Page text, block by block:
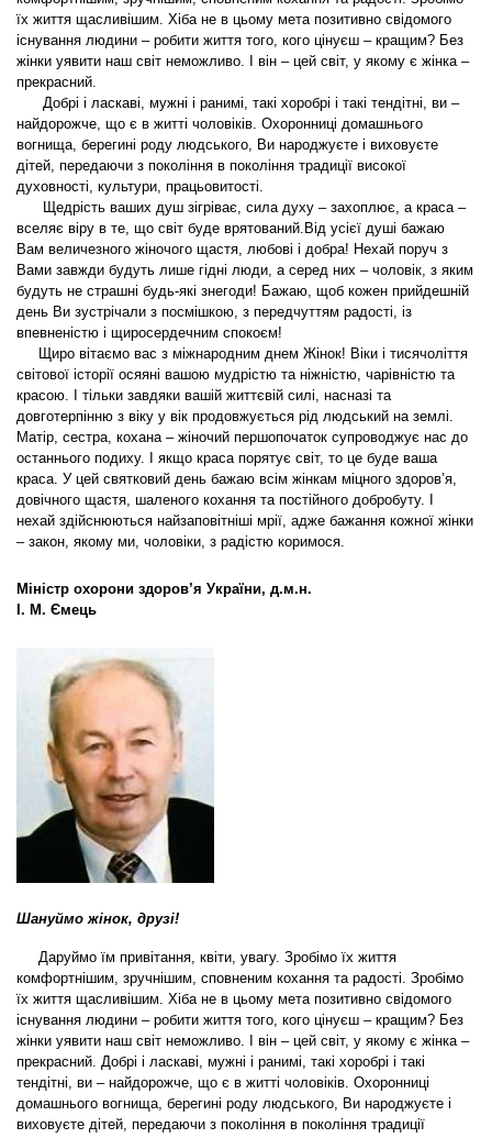
їх життя щасливішим. Хіба не в цьому мета позитивно свідомого
існування людини – робити життя того, кого цінуєш – кращим? Без
жінки уявити наш світ неможливо. І він – цей світ, у якому є жінка –
прекрасний.
Добрі і ласкаві, мужні і ранимі, такі хоробрі і такі тендітні, ви –
найдорожче, що є в житті чоловіків. Охоронниці домашнього
вогнища, берегині роду людського, Ви народжуєте і виховуєте
дітей, передаючи з покоління в покоління традиції високої
духовності, культури, працьовитості.
Щедрість ваших душ зігріває, сила духу – захоплює, а краса –
вселяє віру в те, що світ буде врятований.Від усієї душі бажаю
Вам величезного жіночого щастя, любові і добра! Нехай поруч з
Вами завжди будуть лише гідні люди, а серед них – чоловік, з яким
будуть не страшні будь-які знегоди! Бажаю, щоб кожен прийдешній
день Ви зустрічали з посмішкою, з передчуттям радості, із
впевненістю і щиросердечним спокоєм!
Щиро вітаємо вас з міжнародним днем Жінок! Віки і тисячоліття
світової історії осяяні вашою мудрістю та ніжністю, чарівністю та
красою. І тільки завдяки вашій життєвій силі, насназі та
довготерпінню з віку у вік продовжується рід людський на землі.
Матір, сестра, кохана – жіночий першопочаток супроводжує нас до
останнього подиху. І якщо краса порятує світ, то це буде ваша
краса. У цей святковий день бажаю всім жінкам міцного здоров’я,
довічного щастя, шаленого кохання та постійного добробуту. І
нехай здійснюються найзаповітніші мрії, адже бажання кожної жінки
– закон, якому ми, чоловіки, з радістю коримося.
Міністр охорони здоров’я України, д.м.н.
І. М. Ємець
Шануймо жінок, друзі!
Даруймо їм привітання, квіти, увагу. Зробімо їх життя
комфортнішим, зручнішим, сповненим кохання та радості. Зробімо
їх життя щасливішим. Хіба не в цьому мета позитивно свідомого
існування людини – робити життя того, кого цінуєш – кращим? Без
жінки уявити наш світ неможливо. І він – цей світ, у якому є жінка –
прекрасний. Добрі і ласкаві, мужні і ранимі, такі хоробрі і такі
тендітні, ви – найдорожче, що є в житті чоловіків. Охоронниці
домашнього вогнища, берегині роду людського, Ви народжуєте і
виховуєте дітей, передаючи з покоління в покоління традиції